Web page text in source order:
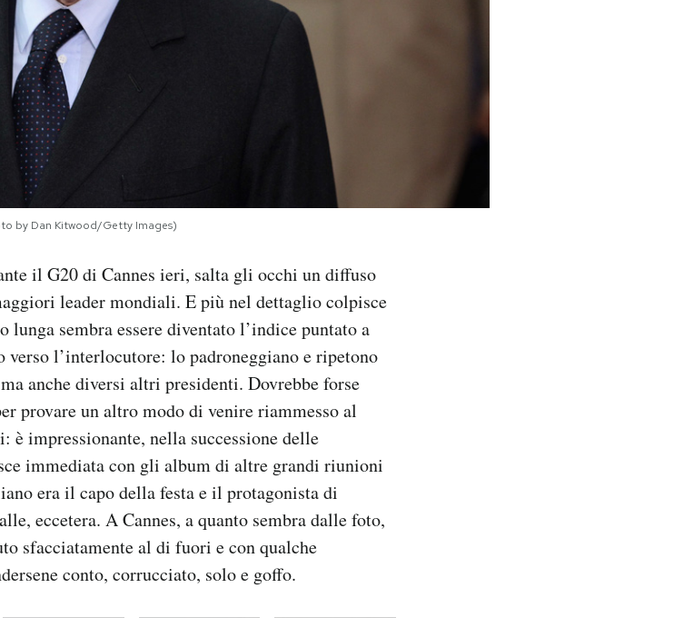
by Dan Kitwood/Getty Images)
il G20 di Cannes ieri, salta gli occhi un diffuso
leader mondiali. E più nel dettaglio colpisce
lunga sembra essere diventato l’indice puntato a
l’interlocutore: lo padroneggiano e ripetono
anche diversi altri presidenti. Dovrebbe forse
provare un altro modo di venire riammesso al
impressionante, nella successione delle
immediata con gli album di altre grandi riunioni
era il capo della festa e il protagonista di
eccetera. A Cannes, a quanto sembra dalle foto,
sfacciatamente al di fuori e con qualche
conto, corrucciato, solo e goffo.